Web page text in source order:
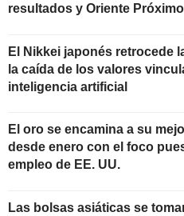
resultados y Oriente Próximo
El Nikkei japonés retrocede
la caída de los valores
inteligencia artificial
El oro se encamina a su
desde enero con el foco
empleo de EE. UU.
Las bolsas asiáticas se